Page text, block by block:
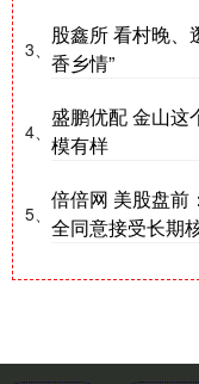
3、
股鑫所 看村晚、
香乡情”
4、
盛鹏优配 金山这
模有样
5、
倍倍网 美股盘前
全同意接受长期